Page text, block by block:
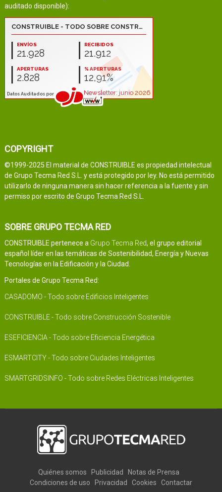
auditado disponible):
COPYRIGHT
©1999-2025 El material de CONSTRUIBLE es propiedad intelectual
de Grupo Tecma Red S.L. y está protegido por ley. No está permitido
utilizarlo de ninguna manera sin hacer referencia a la fuente y sin
permiso por escrito de Grupo Tecma Red S.L.
SOBRE GRUPO TECMA RED
CONSTRUIBLE pertenece a Grupo Tecma Red, el grupo editorial
español líder en las temáticas de Sostenibilidad, Energía y Nuevas
Tecnologías en la Edificación y la Ciudad.
Portales de Grupo Tecma Red:
CASADOMO - Todo sobre Edificios Inteligentes
CONSTRUIBLE - Todo sobre Construcción Sostenible
ESEFICIENCIA - Todo sobre Eficiencia Energética
ESMARTCITY - Todo sobre Ciudades Inteligentes
SMARTGRIDSINFO - Todo sobre Redes Eléctricas Inteligentes
Quiénes somos Publicidad
Notas de Prensa
Condiciones de uso
Privacidad Cookies Contactar